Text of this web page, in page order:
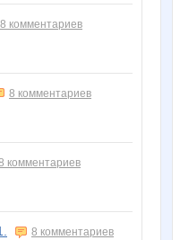
8 комментариев
8 комментариев
комментариев
8 комментариев